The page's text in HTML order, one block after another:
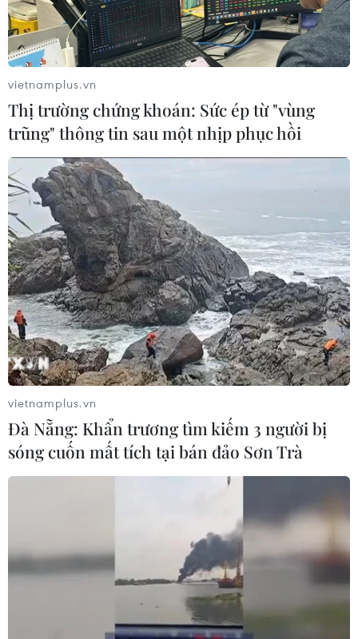
Làm rõ thông tin bệnh nhân tử vong tại
Bệnh viện thẩm mỹ Kang Nam
16/10/2019 06:40
Cục quản lý Khám, chữa bệnh yêu cầu Sở Y tế Thành
phố Hồ Chí Minh xử lý vi phạm đối với người hành
nghề và Bệnh viện thẩm mỹ Kang Nam (nếu có) theo
quy định tại Nghị định số 176/2013/NĐ-CP.
TP.HCM: Thêm một trường hợp tử vong
vietnamplus.vn
Thị trường chứng khoán: Sức ép từ "vùng
trũng" thông tin sau một nhịp phục hồi
vietnamplus.vn
Đà Nẵng: Khẩn trương tìm kiếm 3 người bị
sóng cuốn mất tích tại bán đảo Sơn Trà